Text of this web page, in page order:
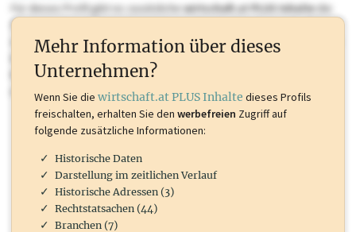
Für dieses Profil gibt es zusätzlichewirtschaft.at PLUS Inhaltedie
Sie momentan nicht einsehen können. Schalten Sie dieses Profil frei
oder loggen Sie sich ein um diese Inhalte zu sehen. wirtschaft.at PLUS
Marken, Patente, Rechtstatsachen, OTS-Aussendungen, und viele
mehr.
Mehr Information über dieses
Unternehmen?
Wenn Sie die wirtschaft.at PLUS Inhalte dieses Profils
freischalten, erhalten Sie den werbefreien Zugriff auf
folgende zusätzliche Informationen:
Historische Daten
Darstellung im zeitlichen Verlauf
Historische Adressen (3)
Rechtstatsachen (44)
Branchen (7)